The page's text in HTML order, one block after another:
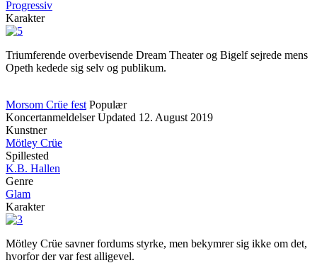
Progressiv
Karakter
Triumferende overbevisende Dream Theater og Bigelf sejrede mens
Opeth kedede sig selv og publikum.
Morsom Crüe fest Populær
Koncertanmeldelser Updated 12. August 2019
Kunstner
Mötley Crüe
Spillested
K.B. Hallen
Genre
Glam
Karakter
Mötley Crüe savner fordums styrke, men bekymrer sig ikke om det,
hvorfor der var fest alligevel.